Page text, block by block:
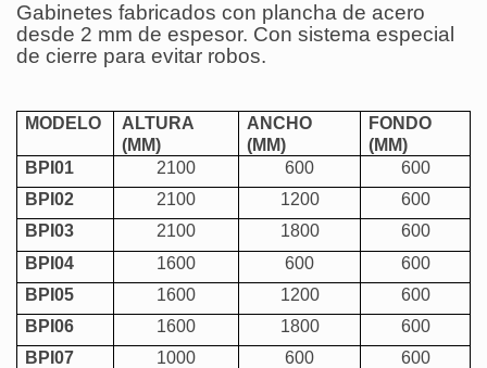
Gabinetes fabricados con plancha de acero
desde 2 mm de espesor. Con sistema especial
de cierre para evitar robos.
MODELO
ALTURA
(MM)
ANCHO
(MM)
FONDO
(MM)
BPI01
2100 600
600
BPI02
2100 1200
600
BPI03
2100 1800
600
BPI04
1600 600
600
BPI05
1600 1200
600
BPI06
1600 1800
600
BPI07
1000 600
600